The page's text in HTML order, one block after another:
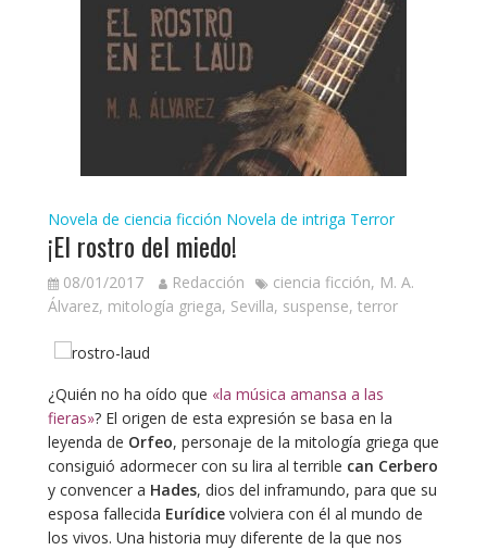
Novela de ciencia ficción Novela de intriga Terror
¡El rostro del miedo!
08/01/2017 Redacción ciencia ficción, M. A.
Álvarez, mitología griega, Sevilla, suspense, terror
¿Quién no ha oído que «la música amansa a las
fieras»? El origen de esta expresión se basa en la
leyenda de Orfeo, personaje de la mitología griega que
consiguió adormecer con su lira al terrible can Cerbero
y convencer a Hades, dios del inframundo, para que su
esposa fallecida Eurídicevolviera con él al mundo de
los vivos. Una historia muy diferente de la que nos